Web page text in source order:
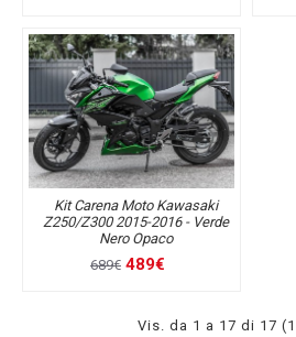
Kit Carena Moto Kawasaki
Z250/Z300 2015-2016 - Verde
Nero Opaco
689€ 489€
Vis. da 1 a 17 di 17